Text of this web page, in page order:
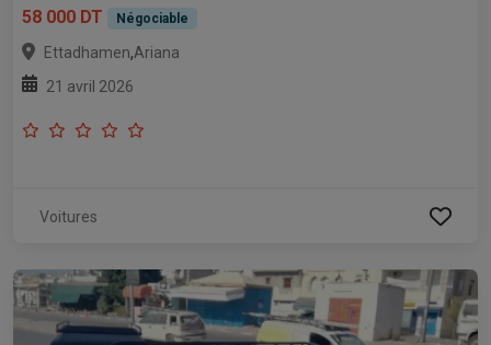
58 000 DT
Négociable
Ettadhamen,Ariana
21 avril 2026
Voitures